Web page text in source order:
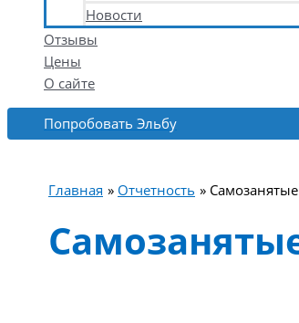
Новости
Отзывы
Цены
О сайте
Попробовать Эльбу
Главная Отчетность Самозанятые